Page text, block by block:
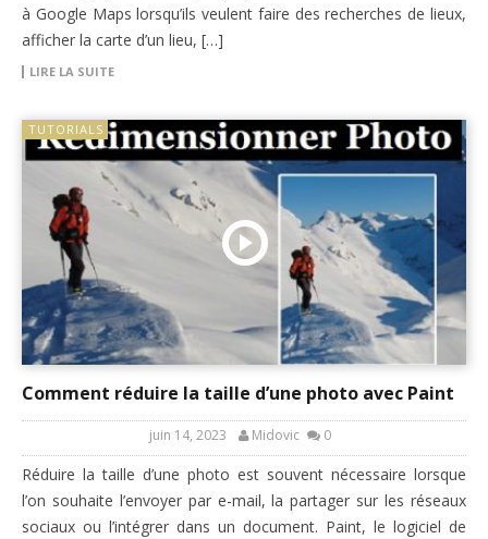
à Google Maps lorsqu’ils veulent faire des recherches de lieux,
afficher la carte d’un lieu, […]
LIRE LA SUITE
TUTORIALS
Comment réduire la taille d’une photo avec Paint
juin 14, 2023 Midovic 0
Réduire la taille d’une photo est souvent nécessaire lorsque
l’on souhaite l’envoyer par e-mail, la partager sur les réseaux
sociaux ou l’intégrer dans un document. Paint, le logiciel de